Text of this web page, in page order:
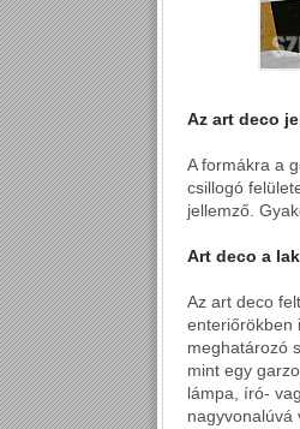
Az art deco
A formákra a
csillogó
jellemző.
Art deco a
Az art deco
enteriőrökben
meghatározó
mint egy
lámpa, író-
nagyvonalúvá